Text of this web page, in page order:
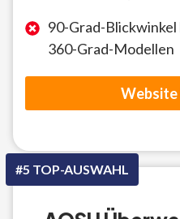
90-Grad-
360-Grad-Modellen
Website
#5 TOP-AUSWAHL